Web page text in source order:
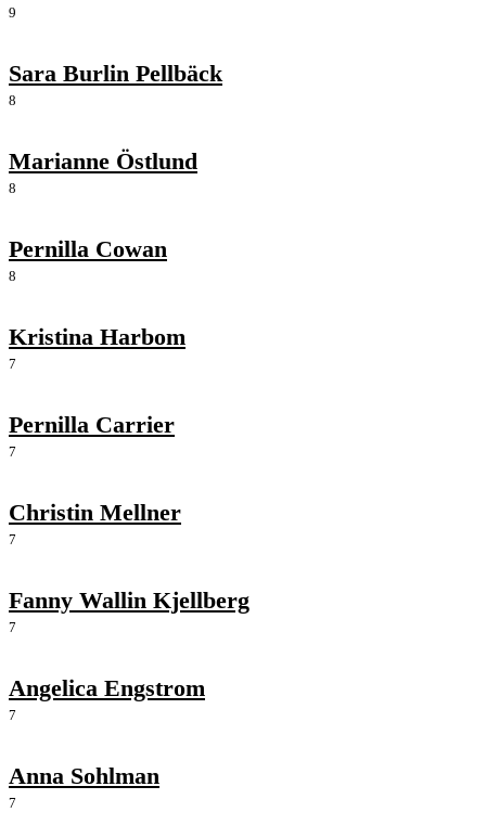
9
Sara Burlin Pellbäck
8
Marianne Östlund
8
Pernilla Cowan
8
Kristina Harbom
7
Pernilla Carrier
7
Christin Mellner
7
Fanny Wallin Kjellberg
7
Angelica Engstrom
7
Anna Sohlman
7